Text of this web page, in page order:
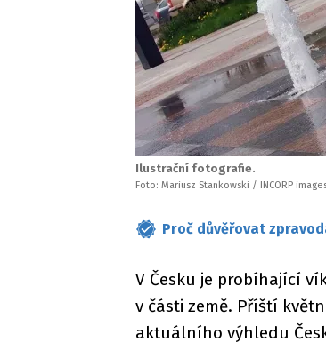
Ilustrační fotografie.
Foto: Mariusz Stankowski / INCORP
Proč důvěřovat
V Česku je probíhající
v části země. Příští
aktuálního výhledu